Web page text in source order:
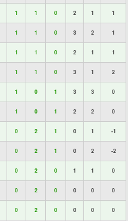
1 1 0 2 1 1
1 1 0 3 2 1
1 1 0 2 1 1
1 1 0 3 1 2
1 0 1 3 3 0
1 0 1 2 2 0
0 2 1 0 1 -1
0 2 1 0 2 -2
0 2 0 1 1 0
0 2 0 0 0 0
0 2 0 0 0 0